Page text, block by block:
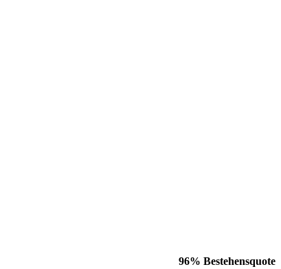
96% Bestehensquote